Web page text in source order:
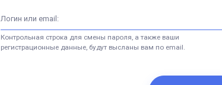
Контрольная строка для смены пароля, а также ваши
регистрационные данные, будут высланы вам по email.